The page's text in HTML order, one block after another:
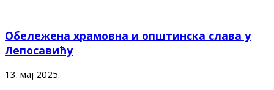
Обележена храмовна и општинска слава у
Лепосавићу
13. мај 2025.